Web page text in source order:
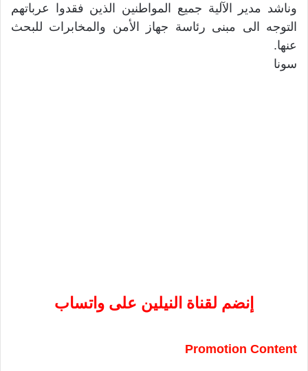
وناشد مدير الآلية جميع المواطنين الذين فقدوا عرباتهم
التوجه الى مبنى رئاسة جهاز الأمن والمخابرات للبحث
عنها.
سونا
إنضم لقناة النيلين على واتساب
Promotion Content